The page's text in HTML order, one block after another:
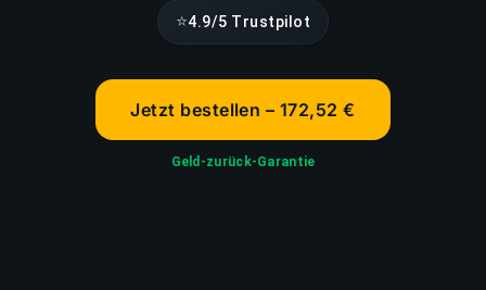
⭐4.9/5 Trustpilot
Jetzt bestellen – 172,52 €
Geld-zurück-Garantie